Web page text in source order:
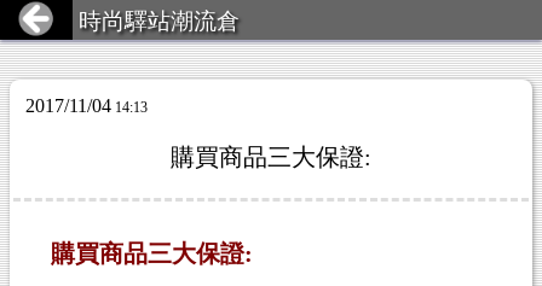
時尚驛站潮流倉
2017/11/04 14:13
購買商品三大保證:
購買商品三大保證: